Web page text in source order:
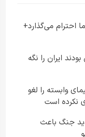
احترام می‌گذارد+
ایران را نگه
وابسته را لغو
نکرده است
جنگ باعث